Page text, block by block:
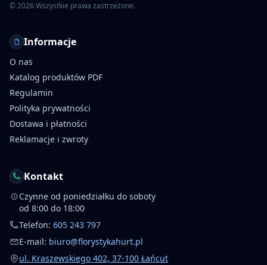
©2026Wszystkie prawa zastrzeżone.
Informacje
O nas
Katalog produktów PDF
Regulamin
Polityka prywatności
Dostawa i płatności
Reklamacje i zwroty
Kontakt
Czynne od poniedziałku do soboty
od 8:00 do 18:00
Telefon: 605 243 797
E-mail: biuro@florystykahurt.pl
ul. Kraszewskiego 402, 37-100 Łańcut